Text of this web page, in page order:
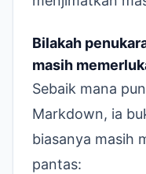
Bilakah
masih
Sebaik mana
Markdown, ia
biasanya masih
pantas: